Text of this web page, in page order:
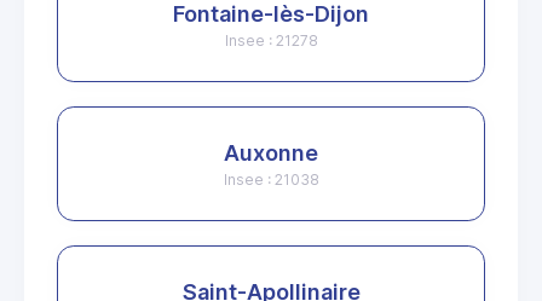
Fontaine-lès-Dijon
Insee : 21278
Auxonne
Insee : 21038
Saint-Apollinaire